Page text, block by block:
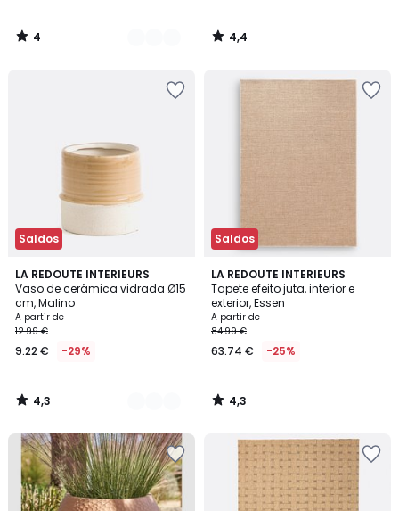
4
/
4,4
/
Saldos
LA REDOUTE INTERIEURS
Vaso de cerâmica vidrada Ø15
cm, Malino
A partir de
12.99 €
9.22 € -29%
4,3
/ 5
2
Cores
4,3
/
Saldos
LA REDOUTE INTERIEURS
Tapete efeito juta, interior e
exterior, Essen
A partir de
84.99 €
63.74 € -25%
4,3
/ 5
4,3
/